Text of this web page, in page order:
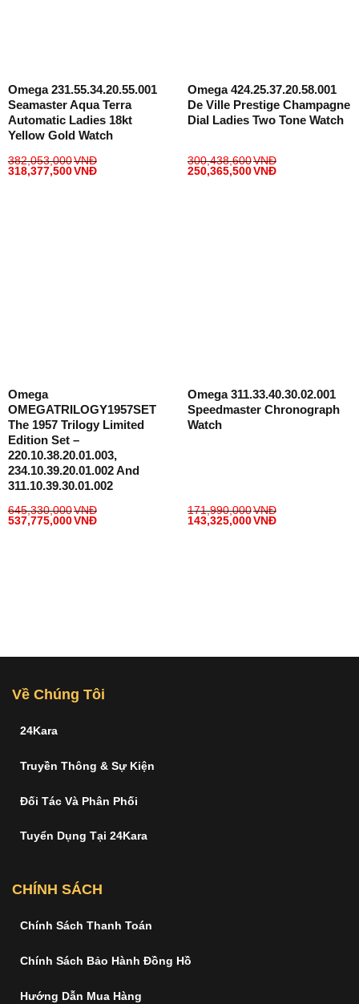
Omega 231.55.34.20.55.001
Seamaster Aqua Terra
Automatic Ladies 18kt
Yellow Gold Watch
382,053,000VNĐ
318,377,500VNĐ
Omega 424.25.37.20.58.001
De Ville Prestige Champagne
Dial Ladies Two Tone Watch
300,438,600VNĐ
250,365,500VNĐ
Omega
OMEGATRILOGY1957SET
The 1957 Trilogy Limited
Edition Set –
220.10.38.20.01.003,
234.10.39.20.01.002 And
311.10.39.30.01.002
645,330,000VNĐ
537,775,000VNĐ
Omega 311.33.40.30.02.001
Speedmaster Chronograph
Watch
171,990,000VNĐ
143,325,000VNĐ
Về Chúng Tôi
24Kara
Truyền Thông & Sự Kiện
Đối Tác Và Phân Phối
Tuyển Dụng Tại 24Kara
CHÍNH SÁCH
Chính Sách Thanh Toán
Chính Sách Bảo Hành Đồng Hồ
Hướng Dẫn Mua Hàng